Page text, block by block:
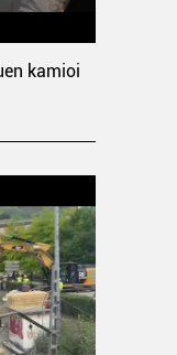
kamioi